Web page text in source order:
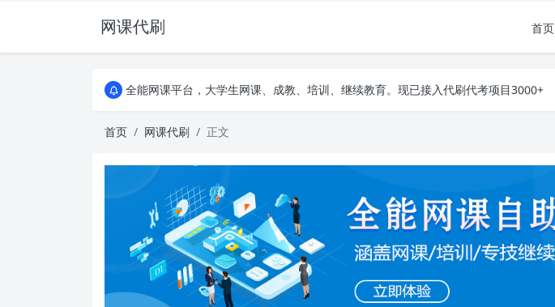
网课代刷 首页
AI论文写作平台，根据真实文献内容生成论文
全能网课平台，大学生网课、成教、培训、继续教育。现已接入代刷代考项目3000+
全能网课平台，大学生网课、成教、培训、继续教育。现已接入代刷代考项目3000+
首页 网课代刷 正文